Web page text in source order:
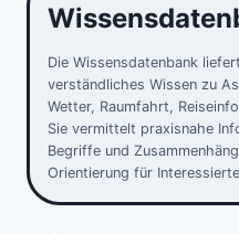
Die Wissensdatenbank
verständliches Wissen zu
Wetter, Raumfahrt,
Sie vermittelt praxisnahe
Begriffe und
Orientierung für